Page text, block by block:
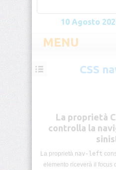
10 Agosto
MENU
CSS
Pseudo-
classi
CSS
La proprietà
controlla la
La proprietà nav-left
elemento riceverà il focus